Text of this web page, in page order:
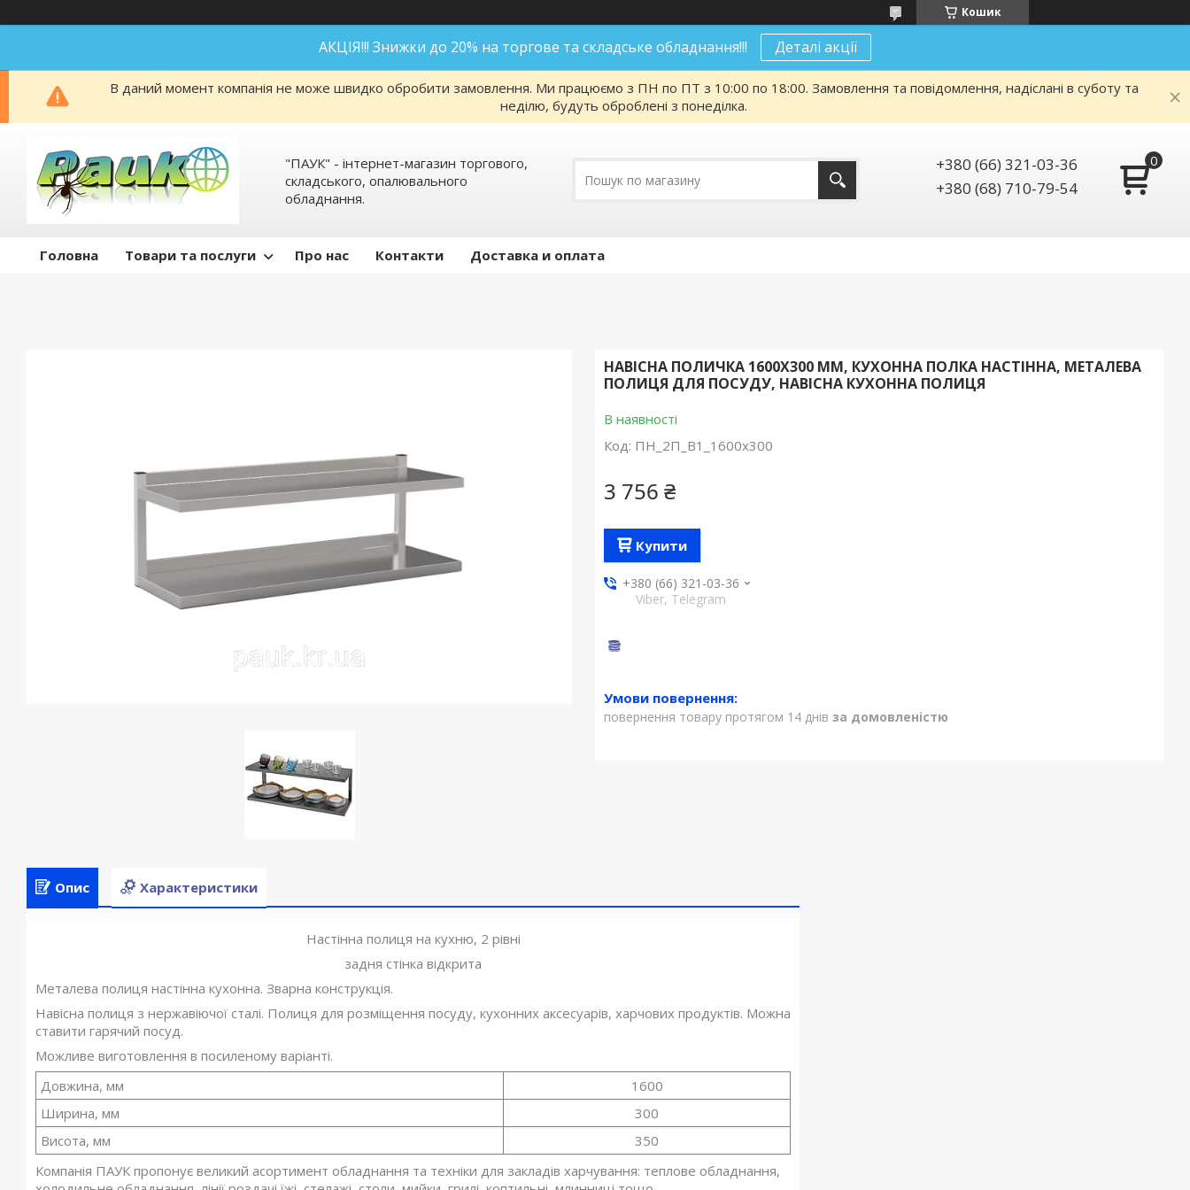
Кошик
АКЦІЯ!!! Знижки до 20% на торгове та складське обладнання!!! Деталі акції
В даний момент компанія не може швидко обробити замовлення. Ми працюємо з ПН по ПТ з 10:00 по 18:00. Замовлення та повідомлення, надіслані в суботу та
неділю, будуть оброблені з понеділка.
"ПАУК" - інтернет-магазин торгового,
складського, опалювального
обладнання.
+380 (66) 321-03-36
+380 (68) 710-79-54
Головна Товари та послуги Про нас Контакти Доставка и оплата
НАВІСНА ПОЛИЧКА 1600Х300 ММ, КУХОННА ПОЛКА НАСТІННА, МЕТАЛЕВА
ПОЛИЦЯ ДЛЯ ПОСУДУ, НАВІСНА КУХОННА ПОЛИЦЯ
В наявності
Код: ПН_2П_В1_1600х300
3 756 ₴
Купити
+380 (66) 321-03-36
Viber, Telegram
повернення товару протягом 14 днів за домовленістю
Опис Характеристики
Настінна полиця на кухню, 2 рівні
задня стінка відкрита
Металева полиця настінна кухонна. Зварна конструкція.
Навісна полиця з нержавіючої сталі. Полиця для розміщення посуду, кухонних аксесуарів, харчових продуктів. Можна
ставити гарячий посуд.
Можливе виготовлення в посиленому варіанті.
Довжина, мм
1600
Ширина, мм
300
Висота, мм
350
Компанія ПАУК пропонує великий асортимент обладнання та техніки для закладів харчування: теплове обладнання,